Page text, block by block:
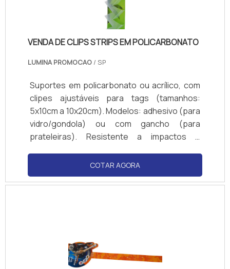
VENDA DE CLIPS STRIPS EM POLICARBONATO
LUMINA PROMOCAO / SP
Suportes em policarbonato ou acrílico, com
clipes ajustáveis para tags (tamanhos:
5x10cm a 10x20cm). Modelos: adhesivo (para
vidro/gondola) ou com gancho (para
prateleiras). Resistente a impactos e
personalizadas (logotipos). Compatível com
papel couchê, PVC ou cartão. Normas de
visibilidade: ângulo de 180° para fácil leitura.
COTAR AGORA